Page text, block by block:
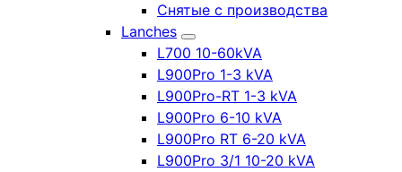
Снятые с производства
Lanches
L700 10-60kVA
L900Pro 1-3 kVA
L900Pro-RT 1-3 kVA
L900Pro 6-10 kVA
L900Pro RT 6-20 kVA
L900Pro 3/1 10-20 kVA